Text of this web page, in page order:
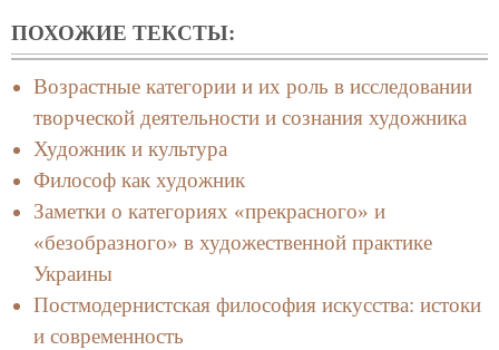
ПОХОЖИЕ ТЕКСТЫ:
Возрастные категории и их роль в исследовании
творческой деятельности и сознания художника
Художник и культура
Философ как художник
Заметки о категориях «прекрасного» и
«безобразного» в художественной практике
Украины
Постмодернистская философия искусства: истоки
и современность